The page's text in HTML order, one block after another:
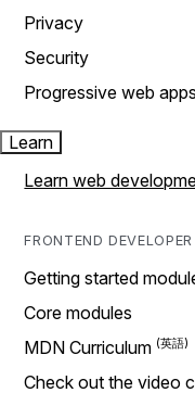
Privacy
Security
Progressive web apps
Learn
Learn web
FRONTEND
Getting started
Core modules
MDN Curriculum
Check out the video